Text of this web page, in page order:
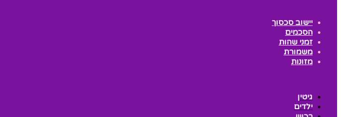
יישוב סכסוך
הסכמים
זמני שהות
משמורת
מזונות
גיטין
ילדים